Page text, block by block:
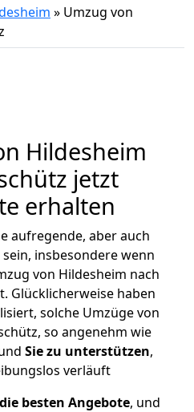
» Umzug von
Hildesheim
jetzt
erhalten
aufregende, aber auch
sein, insbesondere wenn
von Hildesheim nach
Glücklicherweise haben
solche Umzüge von
so angenehm wie
Sie zu unterstützen,
verläuft
besten Angebote, und